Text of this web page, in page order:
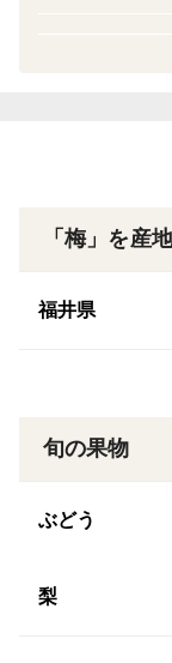
発送時の重量よ
注文の重量より
質問、要望など
「梅」を産
福井県
旬の果物
ぶどう
梨